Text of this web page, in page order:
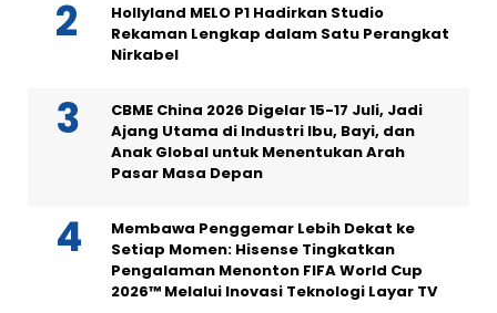
Hollyland MELO P1 Hadirkan Studio
Rekaman Lengkap dalam Satu Perangkat
Nirkabel
CBME China 2026 Digelar 15-17 Juli, Jadi
Ajang Utama di Industri Ibu, Bayi, dan
Anak Global untuk Menentukan Arah
Pasar Masa Depan
Membawa Penggemar Lebih Dekat ke
Setiap Momen: Hisense Tingkatkan
Pengalaman Menonton FIFA World Cup
2026™ Melalui Inovasi Teknologi Layar TV